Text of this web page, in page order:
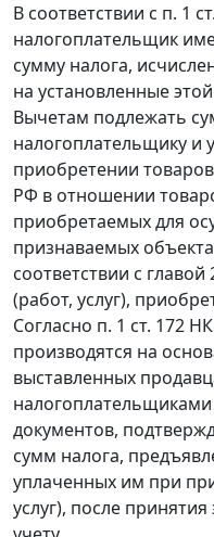
В соответствии с п. 1
налогоплательщик
сумму налога,
на установленные этой
Вычетам подлежать
налогоплательщику и
приобретении
РФ в отношении
приобретаемых для
признаваемых
соответствии с главой
(работ, услуг),
Согласно п. 1 ст. 172
производятся на
выставленных
налогоплательщиками
документов,
сумм налога,
уплаченных им при
услуг), после принятия